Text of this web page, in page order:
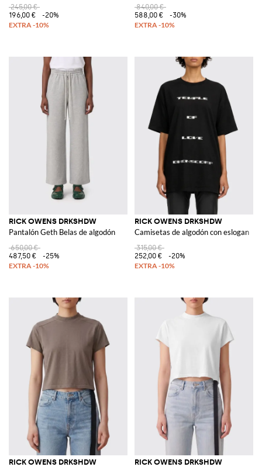
245,00 €
196,00 €
-20%
840,00 €
588,00 €
-30%
RICK OWENS DRKSHDW
Pantalón Geth Belas de algodón
650,00 €
487,50 €
-25%
RICK OWENS DRKSHDW
Camisetas de algodón con eslogan
315,00 €
252,00 €
-20%
RICK OWENS DRKSHDW RICK OWENS DRKSHDW